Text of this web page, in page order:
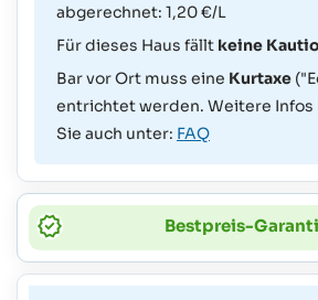
abgerechnet: 1,20 €/L
Für dieses Haus fällt keine
Bar vor Ort muss eine Kurtaxe
entrichtet werden. Weitere Infos
Sie auch unter: FAQ
Bestpreis-